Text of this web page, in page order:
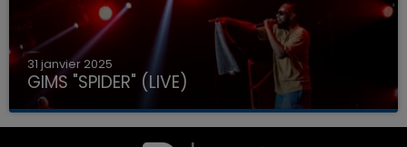
31 janvier 2025
GIMS "SPIDER" (LIVE)